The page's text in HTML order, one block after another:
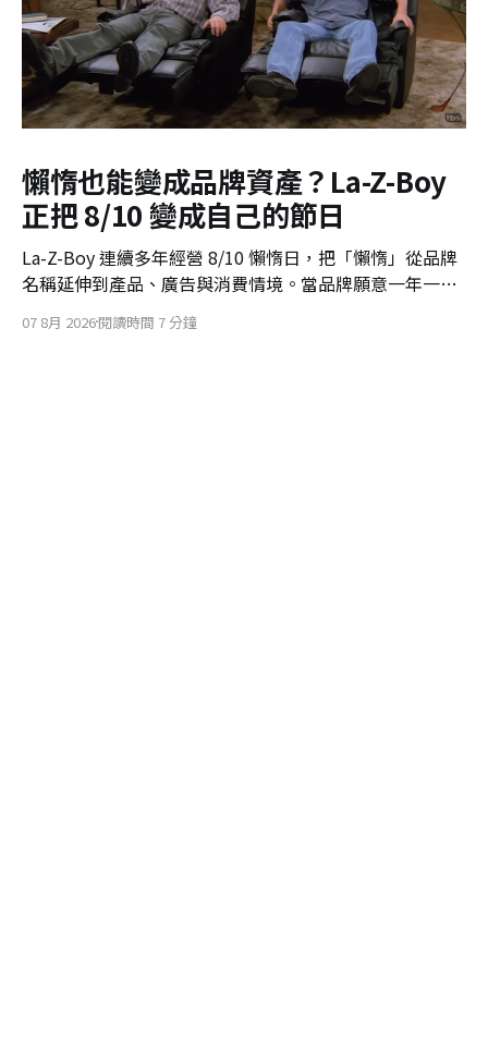
懶惰也能變成品牌資產？La-Z-Boy
正把 8/10 變成自己的節日
La-Z-Boy 連續多年經營 8/10 懶惰日，把「懶惰」從品牌
名稱延伸到產品、廣告與消費情境。當品牌願意一年一年
自己的品牌資產。
07 8月 2026閱讀時間 7 分鐘